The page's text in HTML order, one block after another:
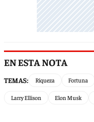
EN ESTA NOTA
TEMAS: Riqueza Fortuna
Larry Ellison Elon Musk